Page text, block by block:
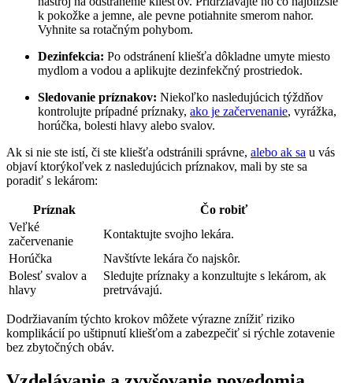
k pokožke a⁢ jemne, ale pevne potiahnite smerom nahor.
Vyhnite sa rotačným pohybom.
Dezinfekcia: Po odstránení kliešťa dôkladne ⁣umyte miesto
mydlom a vodou a aplikujte⁢ dezinfekčný prostriedok.
Sledovanie príznakov: ‍Niekoľko ‍nasledujúcich týždňov⁢
kontrolujte prípadné príznaky, ako je začervenanie, ⁢vyrážka,
horúčka, ⁣bolesti hlavy alebo svalov.
Ak si ​nie ste istí, či ste ​kliešťa‌ odstránili správne, alebo ak sa u vás
objaví ktorýkoľvek z nasledujúcich príznakov, mali by ‌ste sa ​
poradiť s lekárom:
Príznak
Čo robiť
Veľké
začervenanie
Kontaktujte svojho lekára.
Horúčka
Navštívte‌ lekára čo najskôr.
Bolesť svalov a
hlavy
Sledujte príznaky a konzultujte s lekárom, ak
pretrvávajú.
Dodržiavaním týchto‍ krokov môžete výrazne ​znížiť riziko
‌komplikácií​ po uštipnutí kliešťom a‍ zabezpečiť si rýchle zotavenie
⁤bez zbytočných obáv.